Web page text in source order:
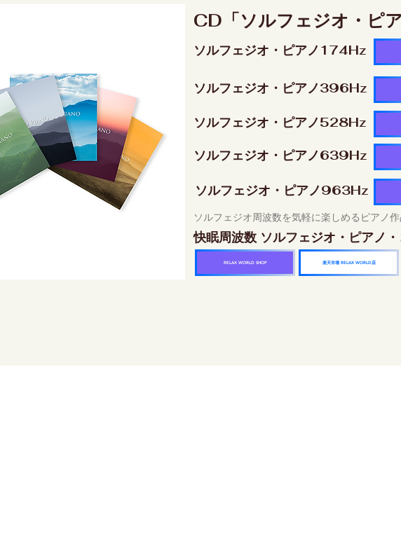
CD「ソルフェジオ・ピ
ソルフェジオ・ピアノ174Hz
ソルフェジオ・ピアノ396Hz
ソルフェジオ・ピアノ528Hz
ソルフェジオ・ピアノ639Hz
ソルフェジオ・ピアノ963Hz
ソルフェジオ周波数を気軽に楽しめるピアノ
快眠周波数 ソルフェジオ・ピアノ
RELAX WORLD SHOP 楽天市場 RELAX WORLD店